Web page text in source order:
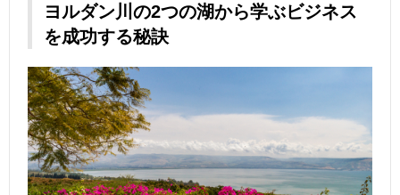
ヨルダン川の2つの湖から学ぶビジネス
を成功する秘訣